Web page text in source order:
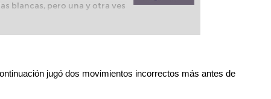
blancas, pero una y otra ves
convincentemente que
a capitular, porque en todas
al final de la Berlinesa las
jugó dos movimientos incorrectos más antes de